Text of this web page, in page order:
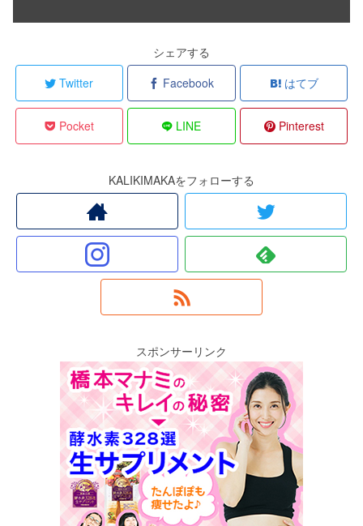
シェアする
Twitter
Facebook はてブ
Pocket LINE Pinterest
KALIKIMAKAをフォローする
スポンサーリンク